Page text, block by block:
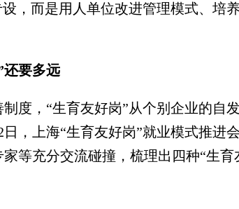
，而是用人单位改进管理模式、培
还要多远
，“生育友好岗”从个别企业的自
日，上海“生育友好岗”就业模式推进
等充分交流碰撞，梳理出四种“生